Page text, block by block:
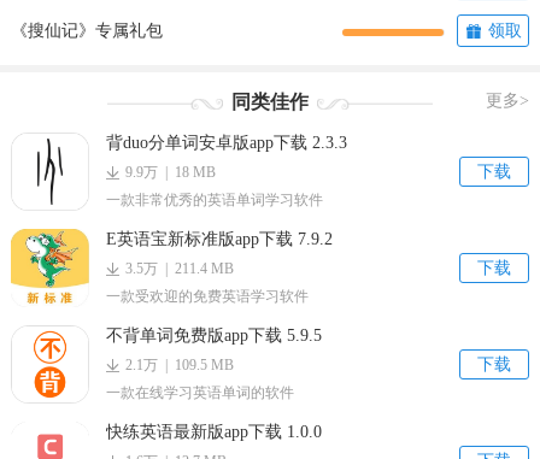
领取
《搜仙记》专属礼包
更多>
同类佳作
背duo分单词安卓版app下载 2.3.3
下载
9.9万 | 18 MB
一款非常优秀的英语单词学习软件
E英语宝新标准版app下载 7.9.2
下载
3.5万 | 211.4 MB
一款受欢迎的免费英语学习软件
不背单词免费版app下载 5.9.5
下载
2.1万 | 109.5 MB
一款在线学习英语单词的软件
快练英语最新版app下载 1.0.0